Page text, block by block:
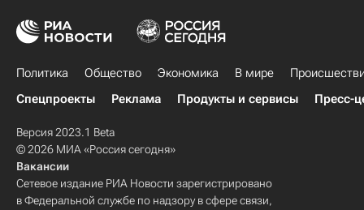
Политика Общество Экономика В мире
Спецпроекты
Реклама Продукты и сервисы Пресс-
Версия 2023.1 Beta
© 2026 МИА «Россия сегодня»
Вакансии
Сетевое издание РИА Новости зарегистрировано
в Федеральной службе по надзору в сфере связи,